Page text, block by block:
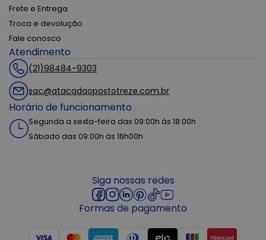
Frete e Entrega
Troca e devolução
Fale conosco
Atendimento
(21)98484-9303
sac@atacadaopostotreze.com.br
Horário de funcionamento
Segunda a sexta-feira das 09:00h às 18:00h
Sábado das 09:00h às 16h00h
Siga nossas redes
Formas de pagamento